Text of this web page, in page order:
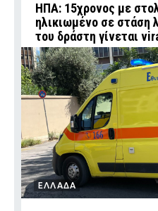
ΗΠΑ: 15χρονος με
ηλικιωμένο σε στάση
του δράστη γίνεται
ΕΛΛΑΔΑ